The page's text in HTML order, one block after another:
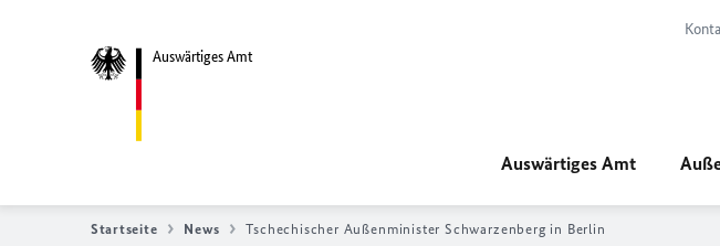
Auswärtiges Amt
Auswärtiges Amt
Startseite News Tschechischer Außenminister Schwarzenberg in Berlin